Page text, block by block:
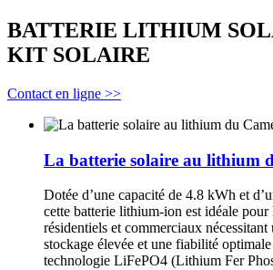
BATTERIE LITHIUM
KIT SOLAIRE
Contact en ligne >>
La batterie solaire au lithium
Dotée d’une capacité de 4.8 kWh et
cette batterie lithium-ion est idéale pour
résidentiels et commerciaux nécessitant
stockage élevée et une fiabilité optimale
technologie LiFePO4 (Lithium Fer